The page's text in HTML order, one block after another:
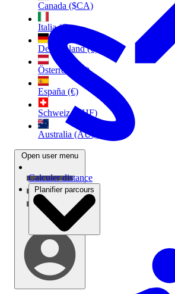
Canada ($CA)
Italia (€)
Deutschland (€)
Österreich (€)
España (€)
Schweiz (CHF)
Australia (AU$)
Open user menu
Calculer distance
Planifier parcours